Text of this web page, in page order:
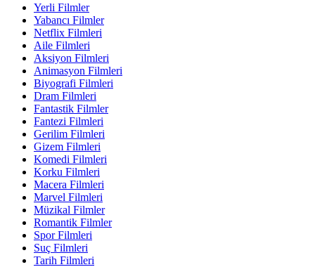
Yerli Filmler
Yabancı Filmler
Netflix Filmleri
Aile Filmleri
Aksiyon Filmleri
Animasyon Filmleri
Biyografi Filmleri
Dram Filmleri
Fantastik Filmler
Fantezi Filmleri
Gerilim Filmleri
Gizem Filmleri
Komedi Filmleri
Korku Filmleri
Macera Filmleri
Marvel Filmleri
Müzikal Filmler
Romantik Filmler
Spor Filmleri
Suç Filmleri
Tarih Filmleri